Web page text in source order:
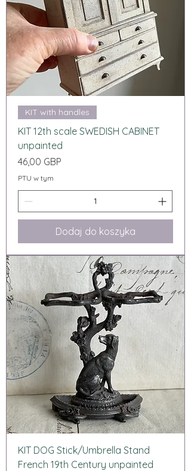
KIT with handles
KIT 12th scale SWEDISH CABINET
unpainted
Cena
46,00 GBP
PTU w tym
Dodaj do koszyka
KIT DOG Stick/Umbrella Stand
French 19th Century unpainted